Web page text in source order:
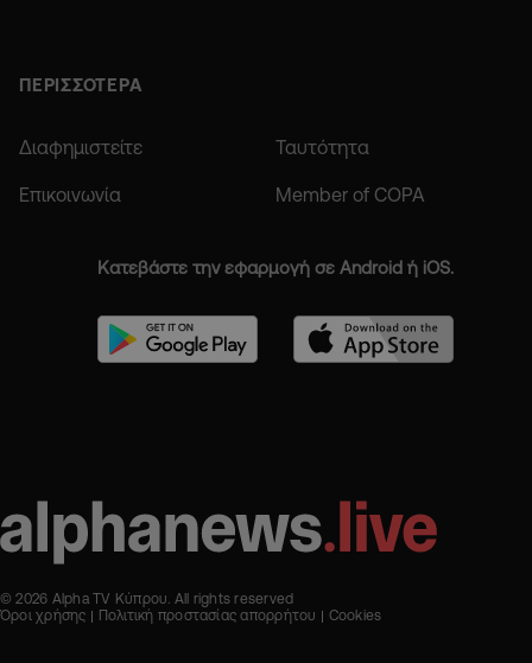
ΠΕΡΙΣΣΟΤΕΡΑ
Διαφημιστείτε Ταυτότητα
Επικοινωνία Member of COPA
Κατεβάστε την εφαρμογή σε Android ή iOS.
© 2026 Alpha TV Κύπρου. All rights reserved
Όροι χρήσης
Πολιτική προστασίας απορρήτου Cookies